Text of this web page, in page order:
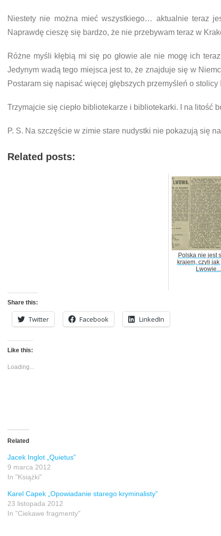
Niestety nie można mieć wszystkiego… aktualnie teraz
Naprawdę cieszę się bardzo, że nie przebywam teraz w
Różne myśli kłębią mi się po głowie ale nie mogę ich
Jedynym wadą tego miejsca jest to, że znajduje się w
Postaram się napisać więcej głębszych przemyśleń o
Trzymajcie się ciepło bibliotekarze i bibliotekarki. I na litość
P. S. Na szczęście w zimie stare nudystki nie pokazują się
Related posts:
Polska nie jest
krajem, czyli
Lwowie...
Share this:
Twitter Facebook LinkedIn
Like this:
Loading...
Related
Jacek Inglot „Quietus”
9 marca 2012
In "Książki"
Karel Capek „Opowiadanie starego kryminalisty”
23 listopada 2012
In "Ciekawe fragmenty"